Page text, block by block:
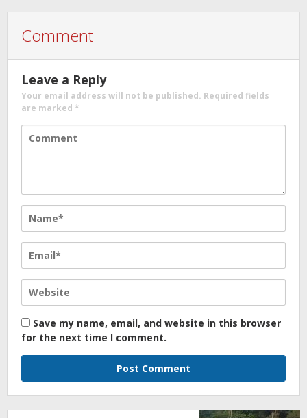
Comment
Leave a Reply
Your email address will not be published. Required fields
are marked *
Save my name, email, and website in this browser
for the next time I comment.